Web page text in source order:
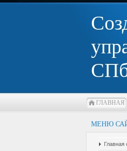
ГЛАВНАЯ
МЕНЮ
Главная